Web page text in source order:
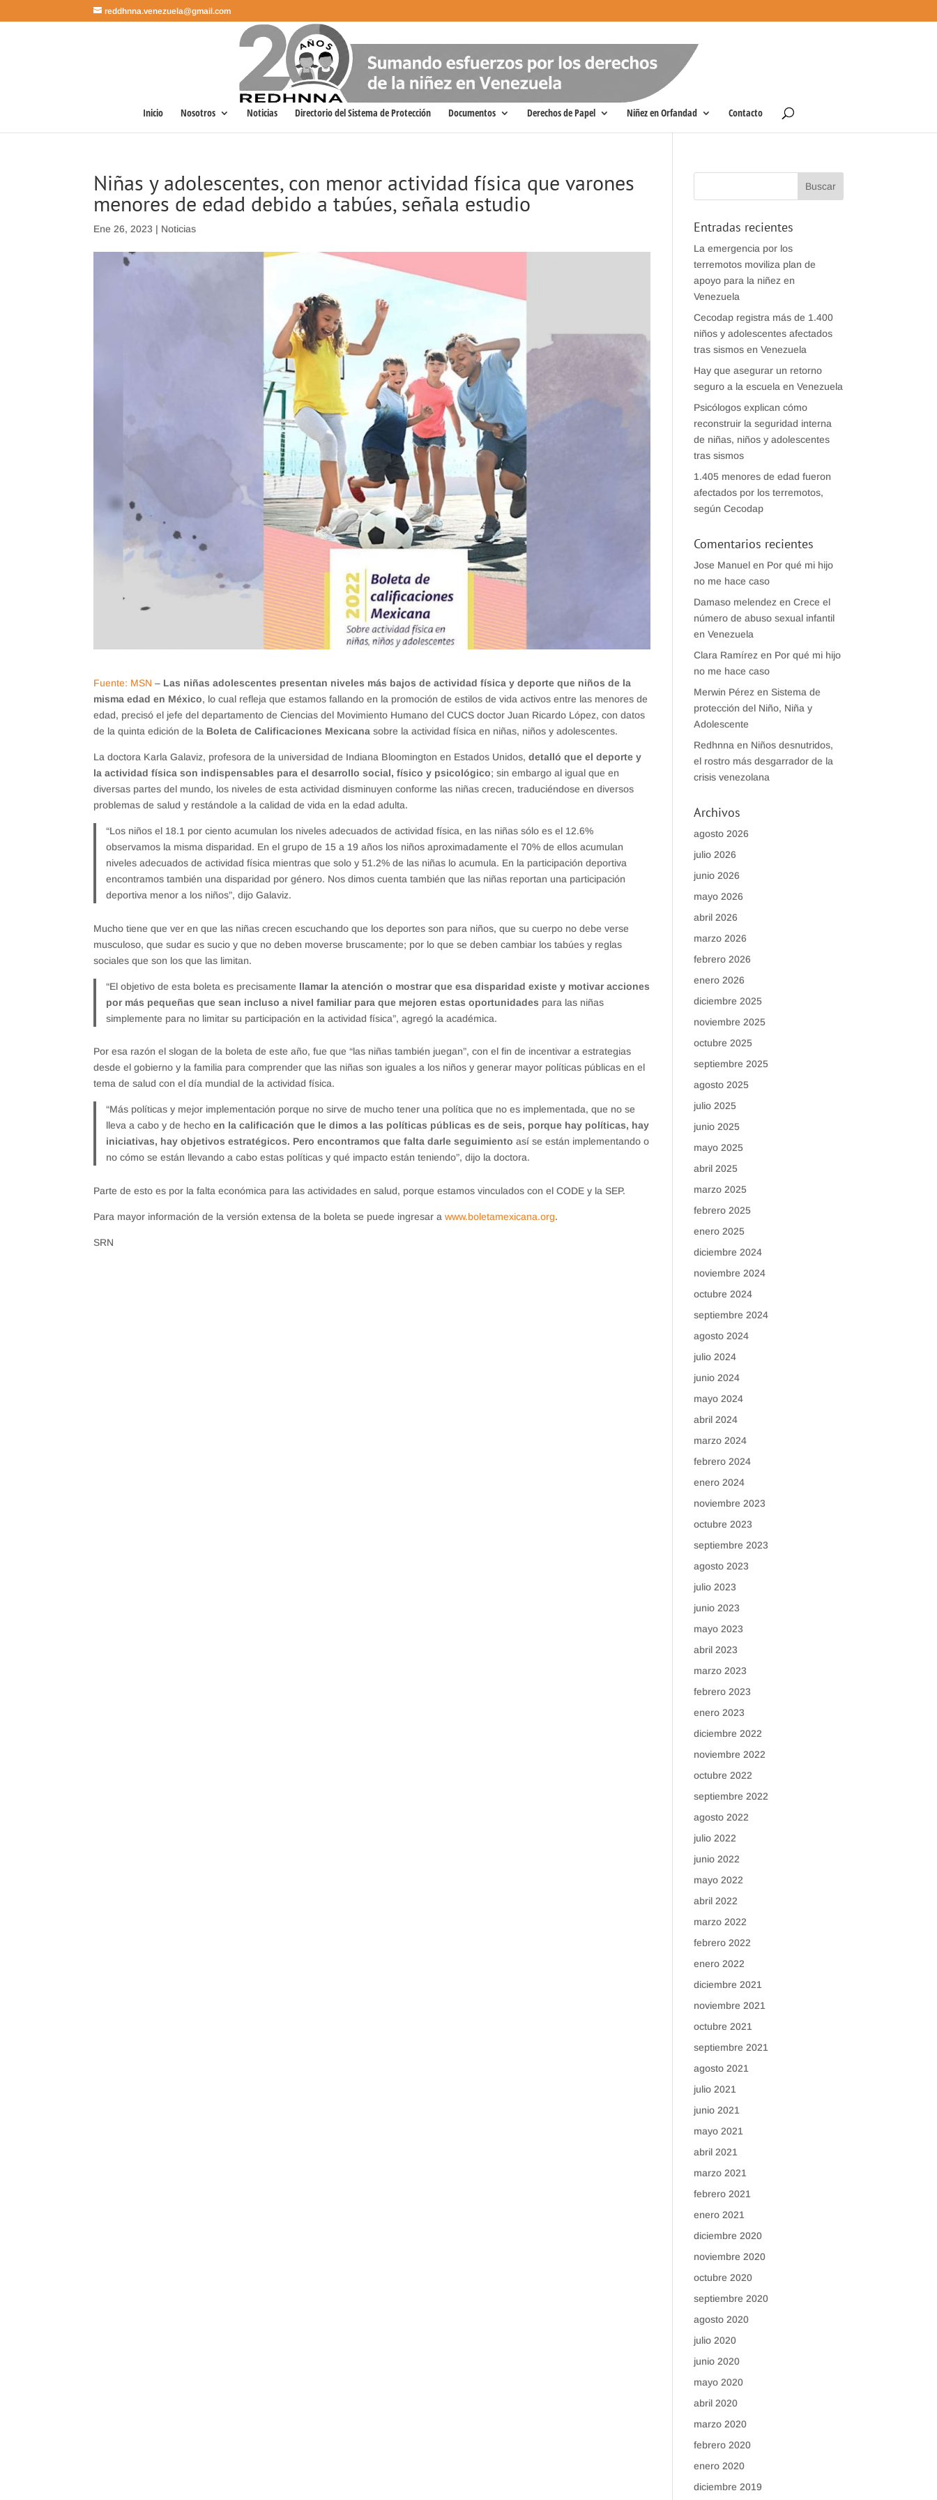
reddhnna.venezuela@gmail.com
Inicio Nosotros Noticias Directorio del Sistema de Protección Documentos Derechos de Papel Niñez en Orfandad Contacto
Niñas y adolescentes, con menor actividad física que varones
menores de edad debido a tabúes, señala estudio
Ene 26, 2023 | Noticias
Fuente: MSN– Las niñas adolescentes presentan niveles más bajos de actividad física y deporte que niños de la
misma edad en México, lo cual refleja que estamos fallando en la promoción de estilos de vida activos entre las menores de
edad, precisó el jefe del departamento de Ciencias del Movimiento Humano del CUCS doctor Juan Ricardo López, con datos
de la quinta edición de la Boleta de Calificaciones Mexicana sobre la actividad física en niñas, niños y adolescentes.
La doctora Karla Galaviz, profesora de la universidad de Indiana Bloomington en Estados Unidos,detalló que el deporte y
la actividad física son indispensables para el desarrollo social, físico y psicológico; sin embargo al igual que en
diversas partes del mundo, los niveles de esta actividad disminuyen conforme las niñas crecen, traduciéndose en diversos
problemas de salud y restándole a la calidad de vida en la edad adulta.
“Los niños el 18.1 por ciento acumulan los niveles adecuados de actividad física, en las niñas sólo es el 12.6%
observamos la misma disparidad. En el grupo de 15 a 19 años los niños aproximadamente el 70% de ellos acumulan
niveles adecuados de actividad física mientras que solo y 51.2% de las niñas lo acumula. En la participación deportiva
encontramos también una disparidad por género. Nos dimos cuenta también que las niñas reportan una participación
deportiva menor a los niños”, dijo Galaviz.
Mucho tiene que ver en que las niñas crecen escuchando que los deportes son para niños, que su cuerpo no debe verse
musculoso, que sudar es sucio y que no deben moverse bruscamente; por lo que se deben cambiar los tabúes y reglas
sociales que son los que las limitan.
“El objetivo de esta boleta es precisamente llamar la atención o mostrar que esa disparidad existe y motivar acciones
por más pequeñas que sean incluso a nivel familiar para que mejoren estas oportunidades para las niñas
simplemente para no limitar su participación en la actividad física”, agregó la académica.
Por esa razón el slogan de la boleta de este año, fue que “las niñas también juegan”, con el fin de incentivar a estrategias
desde el gobierno y la familia para comprender que las niñas son iguales a los niños y generar mayor políticas públicas en el
tema de salud con el día mundial de la actividad física.
“Más políticas y mejor implementación porque no sirve de mucho tener una política que no es implementada, que no se
lleva a cabo y de hecho en la calificación que le dimos a las políticas públicas es de seis, porque hay políticas, hay
iniciativas, hay objetivos estratégicos. Pero encontramos que falta darle seguimiento así se están implementando o
no cómo se están llevando a cabo estas políticas y qué impacto están teniendo”, dijo la doctora.
Parte de esto es por la falta económica para las actividades en salud, porque estamos vinculados con el CODE y la SEP.
Para mayor información de la versión extensa de la boleta se puede ingresar awww.boletamexicana.org.
SRN
Entradas recientes
La emergencia por los
terremotos moviliza plan de
apoyo para la niñez en
Venezuela
Cecodap registra más de 1.400
niños y adolescentes afectados
tras sismos en Venezuela
Hay que asegurar un retorno
seguro a la escuela en Venezuela
Psicólogos explican cómo
reconstruir la seguridad interna
de niñas, niños y adolescentes
tras sismos
1.405 menores de edad fueron
afectados por los terremotos,
según Cecodap
Comentarios recientes
Jose Manuelen Por qué mi hijo
no me hace caso
Damaso melendez en Crece el
número de abuso sexual infantil
en Venezuela
Clara Ramírez en Por qué mi hijo
no me hace caso
Merwin Pérez en Sistema de
protección del Niño, Niña y
Adolescente
Redhnna en Niños desnutridos,
el rostro más desgarrador de la
crisis venezolana
Archivos
agosto 2026
julio 2026
junio 2026
mayo 2026
abril 2026
marzo 2026
febrero 2026
enero 2026
diciembre 2025
noviembre 2025
octubre 2025
septiembre 2025
agosto 2025
julio 2025
junio 2025
mayo 2025
abril 2025
marzo 2025
febrero 2025
enero 2025
diciembre 2024
noviembre 2024
octubre 2024
septiembre 2024
agosto 2024
julio 2024
junio 2024
mayo 2024
abril 2024
marzo 2024
febrero 2024
enero 2024
noviembre 2023
octubre 2023
septiembre 2023
agosto 2023
julio 2023
junio 2023
mayo 2023
abril 2023
marzo 2023
febrero 2023
enero 2023
diciembre 2022
noviembre 2022
octubre 2022
septiembre 2022
agosto 2022
julio 2022
junio 2022
mayo 2022
abril 2022
marzo 2022
febrero 2022
enero 2022
diciembre 2021
noviembre 2021
octubre 2021
septiembre 2021
agosto 2021
julio 2021
junio 2021
mayo 2021
abril 2021
marzo 2021
febrero 2021
enero 2021
diciembre 2020
noviembre 2020
octubre 2020
septiembre 2020
agosto 2020
julio 2020
junio 2020
mayo 2020
abril 2020
marzo 2020
febrero 2020
enero 2020
diciembre 2019